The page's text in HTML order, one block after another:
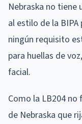
Nebraska no
al estilo de la
ningún requisito
para huellas de
facial.
Como la LB204
de Nebraska que